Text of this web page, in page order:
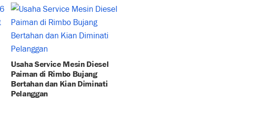
Usaha Service Mesin Diesel
Paiman di Rimbo Bujang
Bertahan dan Kian Diminati
Pelanggan